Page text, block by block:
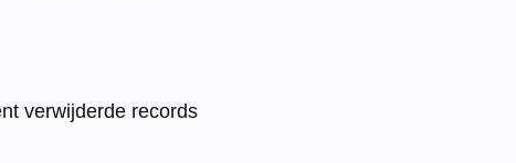
verwijderde records